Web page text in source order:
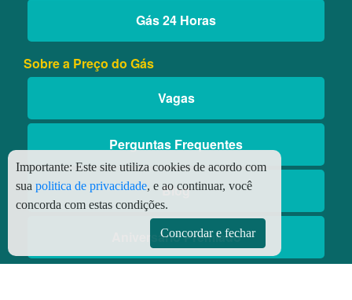
Gás 24 Horas
Sobre a Preço do Gás
Vagas
Perguntas Frequentes
Blog
Aniversário Premiado
Importante: Este site utiliza cookies de acordo com
sua politica de privacidade, e ao continuar, você
concorda com estas condições.
Concordar e fechar